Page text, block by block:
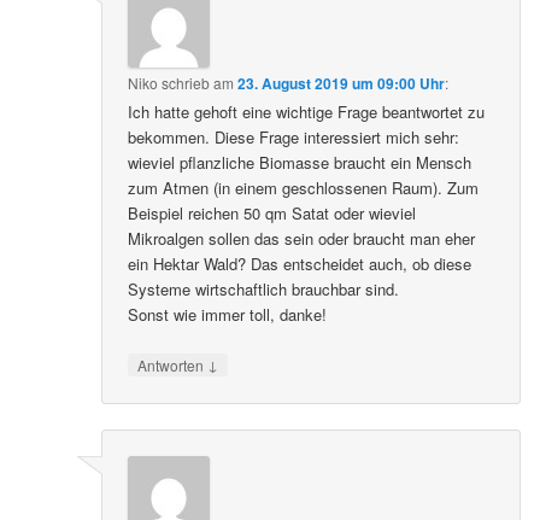
Niko schriebam23. August 2019 um 09:00 Uhr:
Ich hatte gehoft eine wichtige Frage beantwortet zu
bekommen. Diese Frage interessiert mich sehr:
wieviel pflanzliche Biomasse braucht ein Mensch
zum Atmen (in einem geschlossenen Raum). Zum
Beispiel reichen 50 qm Satat oder wieviel
Mikroalgen sollen das sein oder braucht man eher
ein Hektar Wald? Das entscheidet auch, ob diese
Systeme wirtschaftlich brauchbar sind.
Sonst wie immer toll, danke!
Antworten ↓